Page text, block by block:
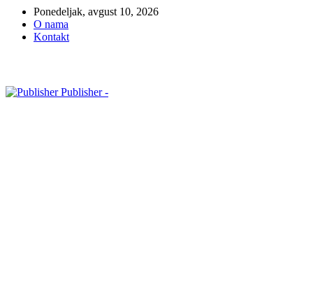
Ponedeljak, avgust 10, 2026
O nama
Kontakt
Publisher -